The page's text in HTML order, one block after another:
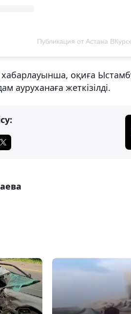
Публикация от Астана
хабарлауынша, оқиға
ауруханаға жеткізілді.